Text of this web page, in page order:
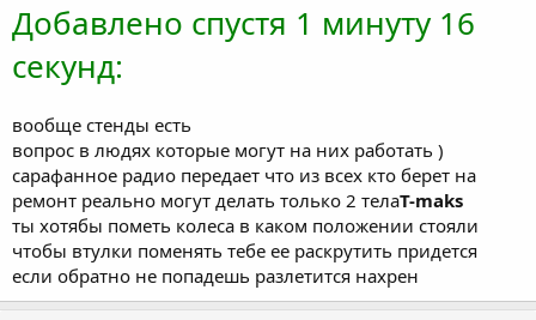
Добавлено спустя 1 минуту 16
секунд:
вообще стенды есть
вопрос в людях которые могут на них работать )
сарафанное радио передает что из всех кто берет на
ремонт реально могут делать только 2 телаT-maks
ты хотябы пометь колеса в каком положении стояли
чтобы втулки поменять тебе ее раскрутить придется
если обратно не попадешь разлетится нахрен